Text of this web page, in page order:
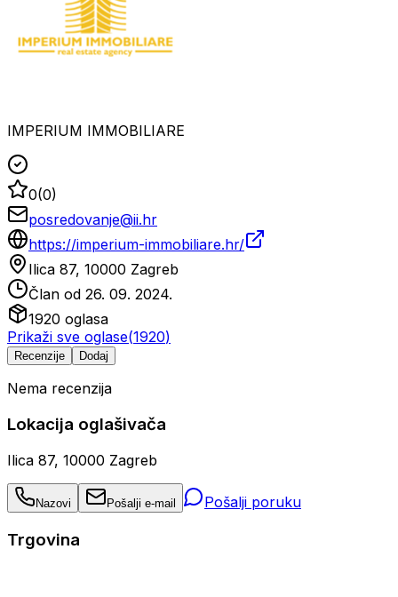
IMPERIUM IMMOBILIARE
0(0)
posredovanje@ii.hr
https://imperium-immobiliare.hr/
Ilica 87, 10000 Zagreb
Član od 26. 09. 2024.
1920 oglasa
Prikaži sve oglase(1920)
Recenzije Dodaj
Nema recenzija
Lokacija oglašivača
Ilica 87, 10000 Zagreb
Nazovi Pošalji e-mail Pošalji poruku
Trgovina